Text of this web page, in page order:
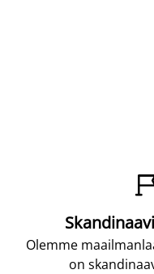
Olemme
on